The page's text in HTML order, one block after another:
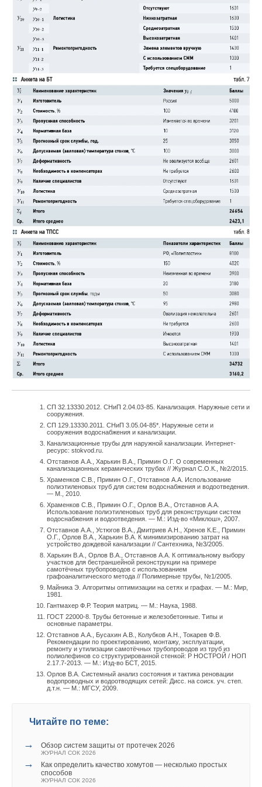
СП 32.13330.2012. СНиП 2.04.03-85. Канализация. Наружные сети и
сооружения.
СП 129.13330.2011. СНиП 3.05.04-85*. Наружные сети и
сооружения водоснабжения и канализации.
Канализационные трубы для наружной канализации. Интернет-
ресурс: stokvod.ru.
Отставнов А.А., Харькин В.А., Примин О.Г. О современных
канализационных керамических трубах // Журнал С.О.К., №2/2015.
Храменков С.В., Примин О.Г., Отставнов А.А. Использование
полиэтиленовых труб для систем водоснабжения и водоотведения.
— М., 2010.
Храменков С.В., Примин О.Г., Орлов В.А., Отставнов А.А.
Использование полиэтиленовых труб для реконструкции систем
водоснабжения и водоотведения. — М.: Изд-во «Миклош», 2007.
Отставнов А.А., Устюгов В.А., Дмитриев А.Н., Хренов К.Е., Примин
О.Г., Орлов В.А., Харькин В.А. К минимизированию затрат на
устройство дождевой канализации // Сантехника, №3/2005.
Харькин В.А., Орлов В.А., Отставнов А.А. К оптимальному выбору
участков для бестраншейной реконструкции на примере
самотёчных трубопроводов с использованием
графоаналитического метода // Полимерные трубы, №1/2005.
Майника Э. Алгоритмы оптимизации на сетях и графах. — М.: Мир,
1981.
Гантмахер Ф.Р. Теория матриц. — М.: Наука, 1988.
ГОСТ 22000-8. Трубы бетонные и железобетонные. Типы и
основные параметры.
Отставнов А.А., Бусахин А.В., Колубков А.Н., Токарев Ф.В.
Рекомендации по проектированию, монтажу, эксплуатации,
ремонту и утилизации самотёчных трубопроводов из труб из
полиолефинов со структурированной стенкой: Р НОСТРОЙ / НОП
2.17.7-2013. — М.: Изд-во БСТ, 2015.
Орлов В.А. Системный анализ состояния и тактика реновации
водопроводных и водоотводящих сетей: Дисс. на соиск. уч. степ.
д.т.н. — М.: МГСУ, 2009.
Читайте по теме:
→ Обзор систем защиты от протечек 2026
ЖУРНАЛ СОК 2026
→
Как определить качество хомутов — несколько простых
способов
ЖУРНАЛ СОК 2026
Удлинитель 5 позволяет сделать наполнительную арматуру
универсальной для использования в смывных бачках любой
высоты. Если бачок низкий, то арматура устанавливается без
удлинителя, а если высокий, то в торец стойки легко
вставляется удлинитель и автоматически фиксируется в
заданном положении.
Фильтр 12 вставляется со стороны нижнего торца штуцера 1
до упора. В случае его засорения он легко демонтируется и
после промывки снова устанавливается на место.
Уплотнительная прокладка 9 из эластичного материала
имеет конусность 120°, а шайба 10, выполненная из
пластмассы, скошена под углом около 6°. В бачках, стенки
которых сужаются кверху, поплавок может тереться об эти
стенки. Косая шайба 10 в зависимости от того, как она будет
повёрнута, позволит наклонить наполнительную арматуру и
отодвинуть поплавок от стенки, за которую он может
цепляться. Подобная ситуация может также возникнуть из-за
коробления дна смывного бачка во время отжига.
Манжета чулочного типа 2 выполняет несколько функций.
Во-первых, её центральная часть служит в качестве
уплотняющей прокладки запорно-регулирующего элемента.
Во-вторых, она также совмещает роль обратного клапана,
препятствующего попаданию в водопроводную сеть воды из
смывного бачка и воздуха из туалетного помещения в
моменты падения давления в водопроводной сети ниже
атмосферного. В-третьих, манжета обеспечивает
формирование междроссельной камеры М под манжетой.
Междроссельная же камера так называется потому, что
вода, протекающая через неё, дросселируется сначала в
зазоре между соплом С и уплотняющей прокладкой манжеты
2, а затем дросселируется в щели Д, образованной
соответствующими выступами дефлектора 4 и штуцера 1.
Манжета чулочного типа выполняет несколько
функций. Её центральная часть служит в
качестве уплотняющей прокладки запорно-
регулирующего элемента. Она также
совмещает роль обратного клапана,
препятствующего попаданию в
водопроводную сеть воды из смывного бачка
и воздуха из помещения
Шток 3 своим нижним торцом прижимается к центральной
плоскости (к уплотняющей прокладке) манжеты 2 чулочного
типа и осуществляет закрытие или открытие клапана, то есть
плеча рычага шарнирно закреплена тяга 7. Поплавок 8
установки наполнительной арматуры в смывной бачок
высотой более 350 мм, в торец стойки 4 вставляется
удлинитель 5. Крепление стойки-дефлектора 4 к корпусу 1